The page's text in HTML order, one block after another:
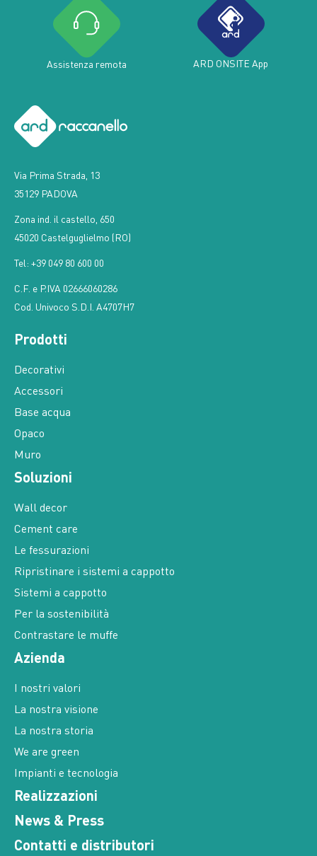
Assistenza remota ARD ONSITE App
Via Prima Strada, 13
35129 PADOVA
Zona ind. il castello, 650
45020 Castelguglielmo (RO)
Tel: +39 049 80 600 00
C.F. e P.IVA 02666060286
Cod. Univoco S.D.I. A4707H7
Prodotti
Decorativi
Accessori
Base acqua
Opaco
Muro
Soluzioni
Wall decor
Cement care
Le fessurazioni
Ripristinare i sistemi a cappotto
Sistemi a cappotto
Per la sostenibilità
Contrastare le muffe
Azienda
I nostri valori
La nostra visione
La nostra storia
We are green
Impianti e tecnologia
Realizzazioni
News & Press
Contatti e distributori